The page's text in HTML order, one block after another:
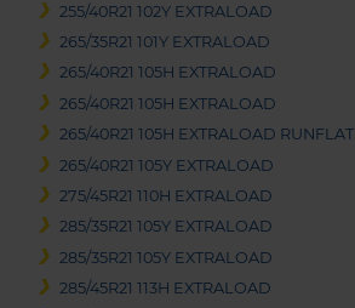
255/40R21 102Y EXTRALOAD
265/35R21 101Y EXTRALOAD
265/40R21 105H EXTRALOAD
265/40R21 105H EXTRALOAD
265/40R21 105H EXTRALOAD RUNFLAT
265/40R21 105Y EXTRALOAD
275/45R21 110H EXTRALOAD
285/35R21 105Y EXTRALOAD
285/35R21 105Y EXTRALOAD
285/45R21 113H EXTRALOAD